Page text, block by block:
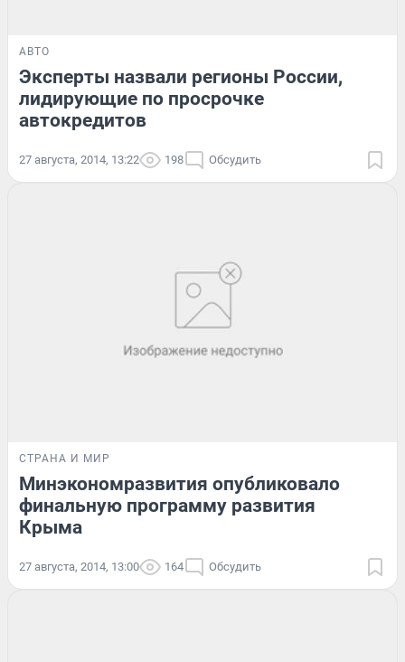
АВТО
Эксперты назвали регионы России,
лидирующие по просрочке
автокредитов
27 августа, 2014, 13:22 198 Обсудить
СТРАНА И МИР
Минэкономразвития опубликовало
финальную программу развития
Крыма
27 августа, 2014, 13:00 164 Обсудить